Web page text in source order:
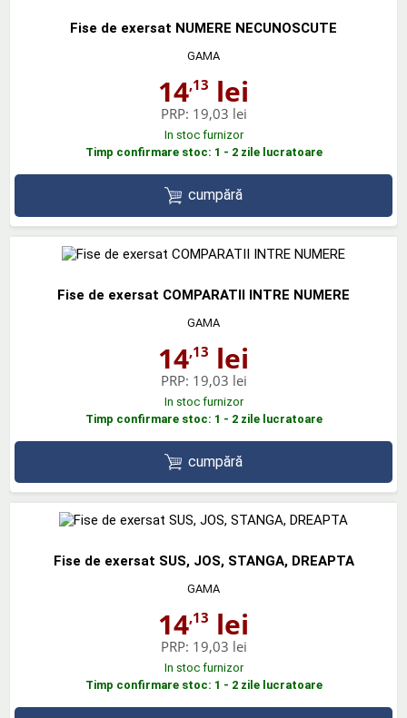
Fise de exersat NUMERE NECUNOSCUTE
GAMA
14,13 lei
PRP: 19,03 lei
In stoc furnizor
Timp confirmare stoc: 1 - 2 zile lucratoare
cumpără
Fise de exersat COMPARATII INTRE NUMERE
GAMA
14,13 lei
PRP: 19,03 lei
In stoc furnizor
Timp confirmare stoc: 1 - 2 zile lucratoare
cumpără
Fise de exersat SUS, JOS, STANGA, DREAPTA
GAMA
14,13 lei
PRP: 19,03 lei
In stoc furnizor
Timp confirmare stoc: 1 - 2 zile lucratoare